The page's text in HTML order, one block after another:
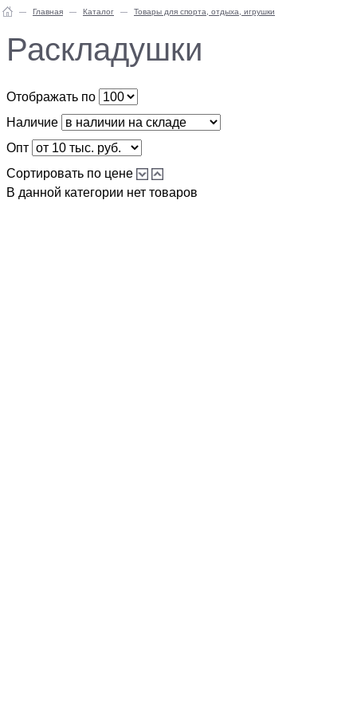
Главная Каталог Товары для спорта, отдыха, игрушки
Раскладушки
Отображать по
Наличие
Опт
Сортировать по цене
В данной категории нет товаров